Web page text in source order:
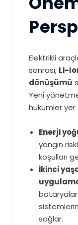
Elektrikli
sonrası, Li-
dönüşümü
Yeni
hükümler yer
Enerji
yangın
koşulları
İkinci
sağlar.